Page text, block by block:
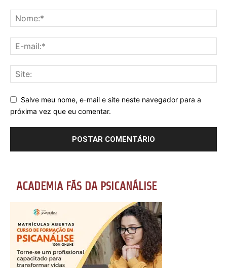
Salve meu nome, e-mail e site neste navegador para a
próxima vez que eu comentar.
ACADEMIA FÃS DA PSICANÁLISE